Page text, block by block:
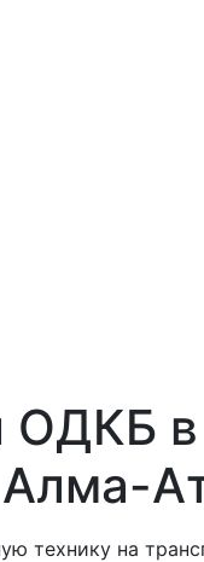
ОДКБ в
Алма-
технику на